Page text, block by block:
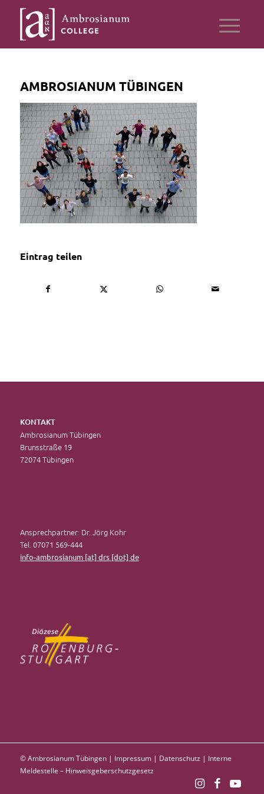
AMBROSIANUM TÜBINGEN
Eintrag teilen
KONTAKT
Ambrosianum Tübingen
Brunsstraße 19
72074 Tübingen
Ansprechpartner: Dr. Jörg Kohr
Tel. 07071 569-444
info-ambrosianum [at] drs [dot] de
© Ambrosianum Tübingen | Impressum| Datenschutz| Interne
Meldestelle – Hinweisgeberschutzgesetz